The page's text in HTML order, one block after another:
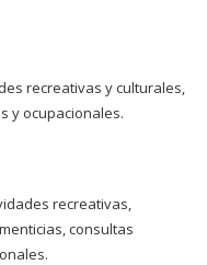
recreativas y culturales,
y ocupacionales.
recreativas,
consultas